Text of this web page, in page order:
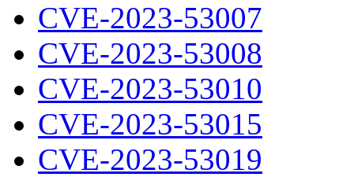
CVE-2023-53007
CVE-2023-53008
CVE-2023-53010
CVE-2023-53015
CVE-2023-53019